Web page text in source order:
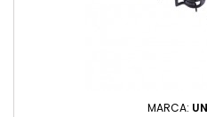
MARCA: